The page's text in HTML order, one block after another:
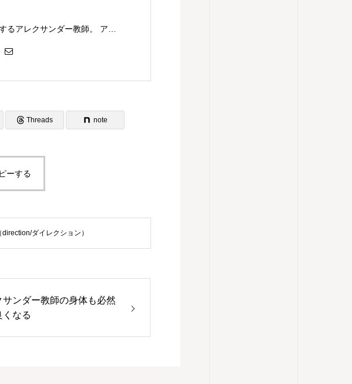
Threads note
ーする
ダイレクション）
サンダー教師の身体も必然
くなる